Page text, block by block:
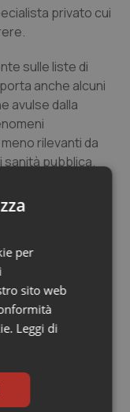
privato cui
sulle liste di
anche alcuni
avulse dalla
rilevanti da
sanità pubblica.
più fragili)
renderlo
che non ci
abbastanza.
per
sito web
Leggi di